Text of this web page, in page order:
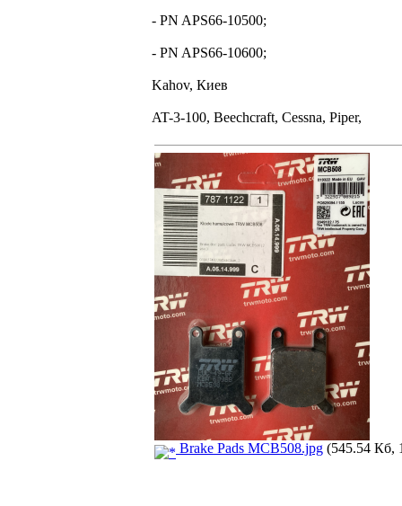
- PN APS66-10500;
- PN APS66-10600;
Kahov, Киев
AT-3-100, Beechcraft, Cessna, Piper,
Brake Pads MCB508.jpg (545.54 Кб,